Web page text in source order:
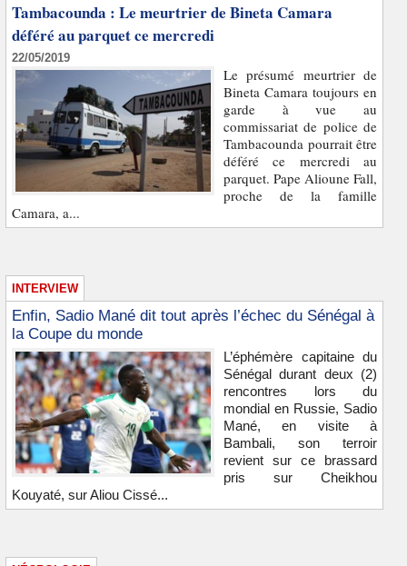
Tambacounda : Le meurtrier de Bineta Camara
déféré au parquet ce mercredi
22/05/2019
Le présumé meurtrier de
Bineta Camara toujours en
garde à vue au
commissariat de police de
Tambacounda pourrait être
déféré ce mercredi au
parquet. Pape Alioune Fall,
proche de la famille
Camara, a...
INTERVIEW
Enfin, Sadio Mané dit tout après l’échec du Sénégal à
la Coupe du monde
L’éphémère capitaine du
Sénégal durant deux (2)
rencontres lors du
mondial en Russie, Sadio
Mané, en visite à
Bambali, son terroir
revient sur ce brassard
pris sur Cheikhou
Kouyaté, sur Aliou Cissé...